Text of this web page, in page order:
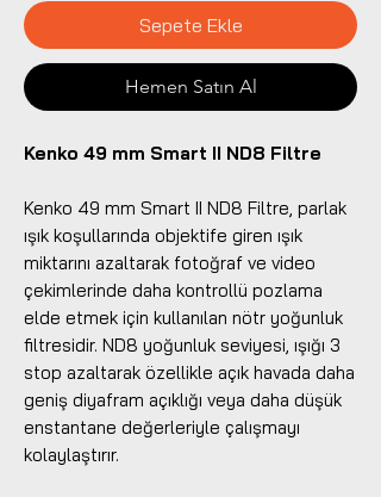
Sepete Ekle
Hemen Satın Al
Kenko 49 mm Smart II ND8 Filtre
Kenko 49 mm Smart II ND8 Filtre, parlak
ışık koşullarında objektife giren ışık
miktarını azaltarak fotoğraf ve video
çekimlerinde daha kontrollü pozlama
elde etmek için kullanılan nötr yoğunluk
filtresidir. ND8 yoğunluk seviyesi, ışığı 3
stop azaltarak özellikle açık havada daha
geniş diyafram açıklığı veya daha düşük
enstantane değerleriyle çalışmayı
kolaylaştırır.